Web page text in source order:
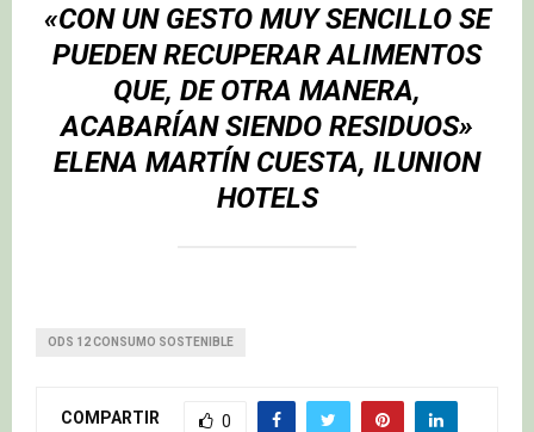
«CON UN GESTO MUY SENCILLO SE
PUEDEN RECUPERAR ALIMENTOS
QUE, DE OTRA MANERA,
ACABARÍAN SIENDO RESIDUOS»
ELENA MARTÍN CUESTA, ILUNION
HOTELS
ODS 12 CONSUMO SOSTENIBLE
COMPARTIR 0